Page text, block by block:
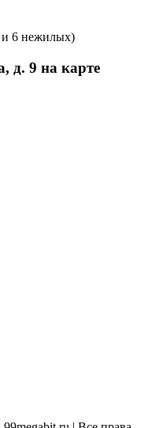
6 нежилых)
д. 9 на карте